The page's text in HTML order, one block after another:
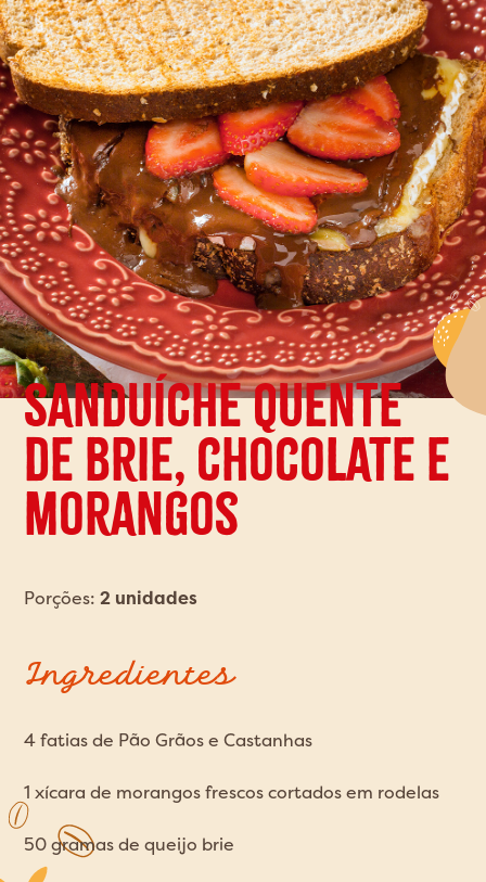
conteúdo
principal
Sanduíche quente
de brie, chocolate e
morangos
Porções:2 unidades
Ingredientes
4 fatias de Pão Grãos e Castanhas
1 xícara de morangos frescos cortados em rodelas
50 gramas de queijo brie